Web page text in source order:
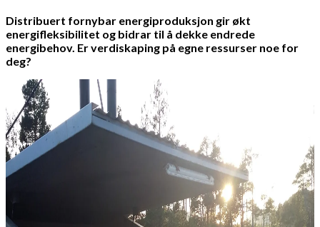
Distribuert fornybar energiproduksjon gir økt
energifleksibilitet og bidrar til å dekke endrede
energibehov. Er verdiskaping på egne ressurser noe for
deg?